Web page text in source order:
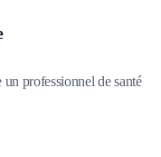
professionnel de santé